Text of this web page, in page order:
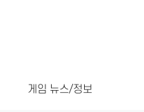
게임 뉴스/정보